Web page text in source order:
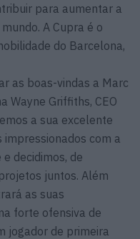
para aumentar a
A Cupra é o
do Barcelona,
as boas-vindas a Marc
Wayne Griffiths, CEO
a sua excelente
com a
decidimos, de
juntos. Além
as suas
forte ofensiva de
jogador de primeira